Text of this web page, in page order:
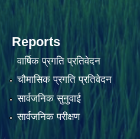
Reports
वार्षिक प्रगति प्रतिवेदन
चौमासिक प्रगति प्रतिवेदन
सार्वजनिक सुनुवाई
सार्वजनिक परीक्षण